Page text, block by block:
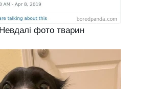
Невдалі фото тварин